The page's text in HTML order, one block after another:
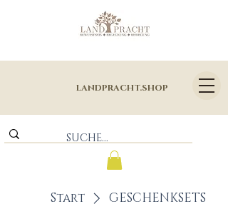
LANDPRACHT.SHOP
Start GESCHENKSETS